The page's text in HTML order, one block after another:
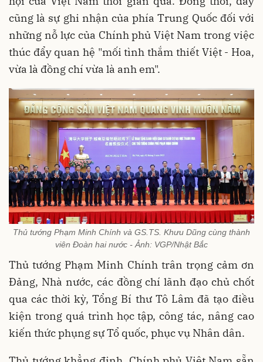
cũng là sự ghi nhận của phía Trung Quốc đối với
những nỗ lực của Chính phủ Việt Nam trong việc
thúc đẩy quan hệ "mối tình thắm thiết Việt - Hoa,
vừa là đồng chí vừa là anh em".
Thủ tướng Phạm Minh Chính và GS.TS. Khưu Dũng cùng thành
viên Đoàn hai nước - Ảnh: VGP/Nhật Bắc
Thủ tướng Phạm Minh Chính trân trọng cảm ơn
Đảng, Nhà nước, các đồng chí lãnh đạo chủ chốt
qua các thời kỳ, Tổng Bí thư Tô Lâm đã tạo điều
kiện trong quá trình học tập, công tác, nâng cao
kiến thức phụng sự Tổ quốc, phục vụ Nhân dân.